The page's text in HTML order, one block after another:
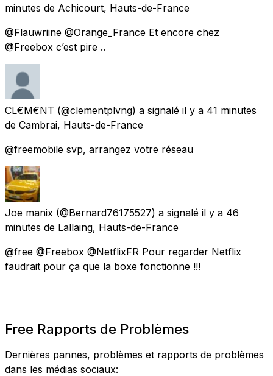
minutes de Achicourt, Hauts-de-France
@Flauwriine @Orange_France Et encore chez
@Freebox c’est pire ..
CL€M€NT (@clementplvng) a signalé il y a 41 minutes
de Cambrai, Hauts-de-France
@freemobile svp, arrangez votre réseau
Joe manix (@Bernard76175527) a signalé il y a 46
minutes de Lallaing, Hauts-de-France
@free @Freebox @NetflixFR Pour regarder Netflix
faudrait pour ça que la boxe fonctionne !!!
Free Rapports de Problèmes
Dernières pannes, problèmes et rapports de problèmes
dans les médias sociaux: